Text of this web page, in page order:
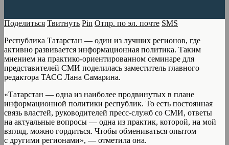
Поделиться Твитнуть Pin Отпр. по эл. почте SMS
Республика Татарстан — один из лучших регионов, где
активно развивается информационная политика. Таким
мнением на практико-ориентированном семинаре для
представителей СМИ поделилась заместитель главного
редактора ТАСС Лана Самарина.
«Татарстан — одна из наиболее продвинутых в плане
информационной политики республик. То есть постоянная
связь властей, руководителей пресс-служб со СМИ, ответы
на актуальные вопросы — одна из практик, которой, на мой
взгляд, можно гордиться. Чтобы обмениваться опытом
с другими регионами», — отметила она.